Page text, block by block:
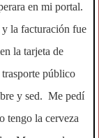
en mi portal.
la facturación fue
la tarjeta de
público
y sed. Me pedí
tengo la cerveza